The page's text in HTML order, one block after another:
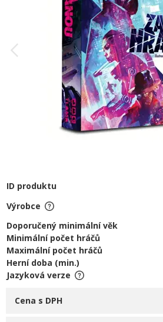
ID produktu
Výrobce
Doporučený minimální věk
Minimální počet hráčů
Maximální počet hráčů
Herní doba (min.)
Jazyková verze
Cena s DPH